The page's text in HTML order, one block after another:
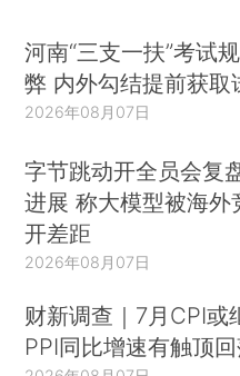
河南“三支一扶”考试
弊 内外勾结提前获取
2026年08月07日
字节跳动开全员会复
进展 称大模型被海外
开差距
2026年08月07日
财新调查｜7月CPI或
PPI同比增速有触顶